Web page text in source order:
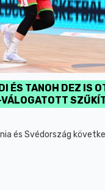
ÉS TANOH DEZ IS
és Svédország